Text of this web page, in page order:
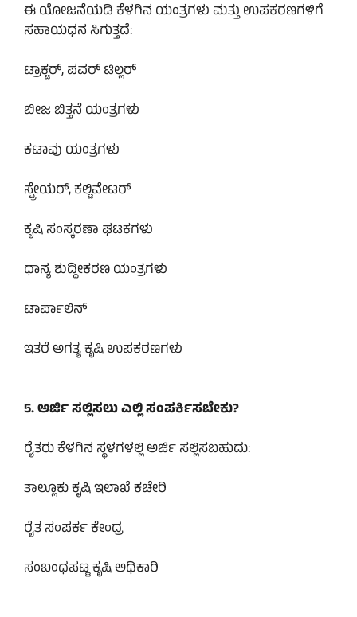
ಈ ಯೋಜನೆಯಡಿ ಕೆಳಗಿನ ಯಂತ್ರಗಳು ಮತ್ತು ಉಪಕರಣಗಳಿಗೆ
ಸಹಾಯಧನ ಸಿಗುತ್ತದೆ:
ಟ್ರಾಕ್ಟರ್, ಪವರ್ ಟಿಲ್ಲರ್
ಬೀಜ ಬಿತ್ತನೆ ಯಂತ್ರಗಳು
ಕಟಾವು ಯಂತ್ರಗಳು
ಸ್ಪ್ರೇಯರ್, ಕಲ್ಟಿವೇಟರ್
ಕೃಷಿ ಸಂಸ್ಕರಣಾ ಘಟಕಗಳು
ಧಾನ್ಯ ಶುದ್ಧೀಕರಣ ಯಂತ್ರಗಳು
ಟಾರ್ಪಾಲಿನ್
ಇತರೆ ಅಗತ್ಯ ಕೃಷಿ ಉಪಕರಣಗಳು
5. ಅರ್ಜಿ ಸಲ್ಲಿಸಲು ಎಲ್ಲಿ ಸಂಪರ್ಕಿಸಬೇಕು?
ರೈತರು ಕೆಳಗಿನ ಸ್ಥಳಗಳಲ್ಲಿ ಅರ್ಜಿ ಸಲ್ಲಿಸಬಹುದು:
ತಾಲ್ಲೂಕು ಕೃಷಿ ಇಲಾಖೆ ಕಚೇರಿ
ರೈತ ಸಂಪರ್ಕ ಕೇಂದ್ರ
ಸಂಬಂಧಪಟ್ಟ ಕೃಷಿ ಅಧಿಕಾರಿ